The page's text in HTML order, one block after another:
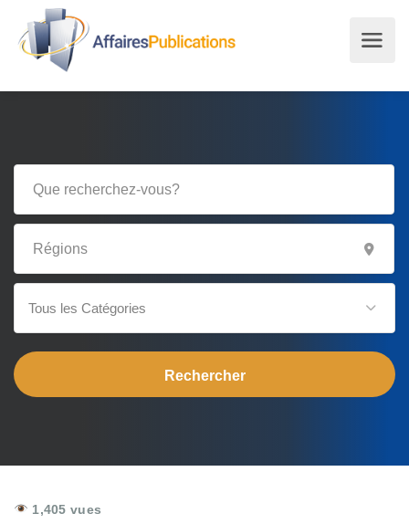
Tous les Catégories
1,405 vues